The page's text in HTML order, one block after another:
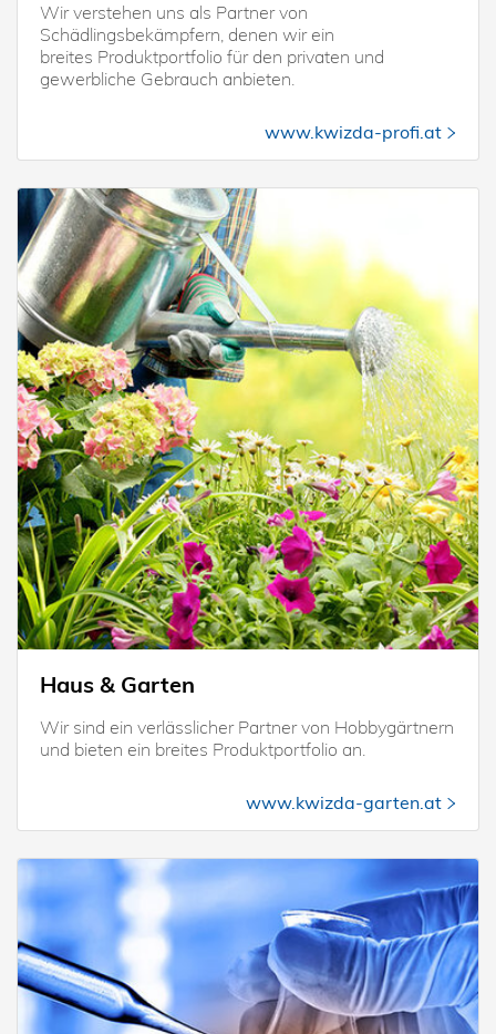
Wir verstehen uns als Partner von
Schädlingsbekämpfern, denen wir ein
breites Produktportfolio für den privaten und
gewerbliche Gebrauch anbieten.
www.kwizda-profi.at
Haus & Garten
Wir sind ein verlässlicher Partner von Hobbygärtnern
und bieten ein breites Produktportfolio an.
www.kwizda-garten.at